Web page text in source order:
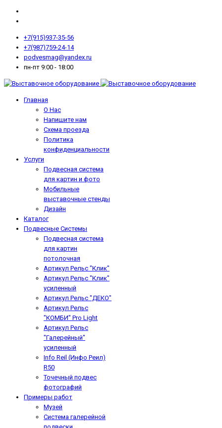
+7(915)937-35-56
+7(987)759-24-14
podvesmag@yandex.ru
пн-пт 9:00 - 18:00
Главная
О Нас
Напишите нам
Схема проезда
Политика
конфиденциальности
Услуги
Подвесная система
для картин и фото
Мобильные
выставочные стенды
Дизайн
Каталог
Подвесные Системы
Подвесная система
для картин
потолочная
Артикул Рельс "Клик"
Артикул Рельс "Клик"
усиленный
Артикул Рельс "ДЕКО"
Артикул Рельс
"КОМБИ" Pro Light
Артикул Рельс
"Галерейный"
усиленный
Info Reil (Инфо Реил)
R50
Точечный подвес
фотографий
Примеры работ
Музей
Система галерейной